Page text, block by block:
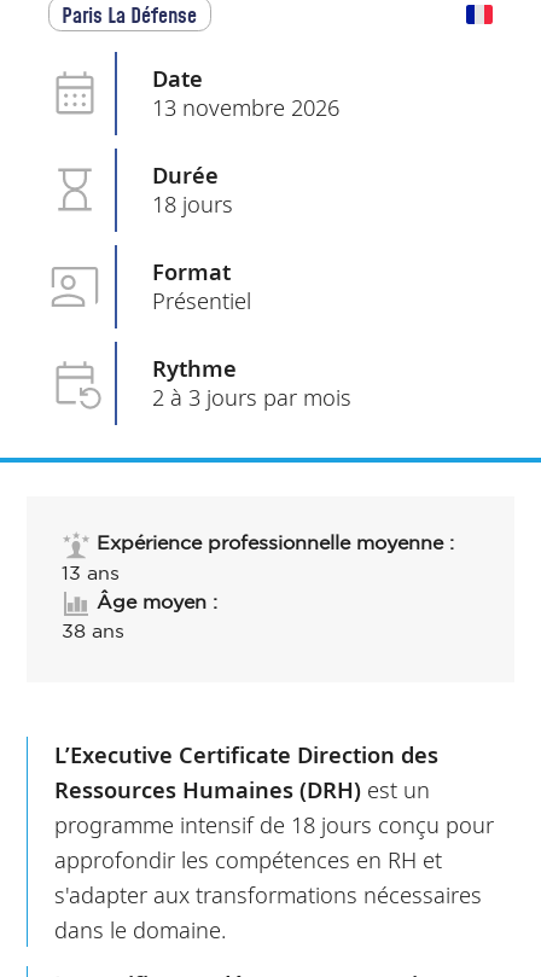
Paris La Défense
Date
13 novembre 2026
Durée
18 jours
Format
Présentiel
Rythme
2 à 3 jours par mois
Expérience professionnelle moyenne :
13 ans
Âge moyen :
38 ans
L’Executive Certificate Direction des
Ressources Humaines (DRH) est un
programme intensif de 18 jours conçu pour
approfondir les compétences en RH et
s'adapter aux transformations nécessaires
dans le domaine.